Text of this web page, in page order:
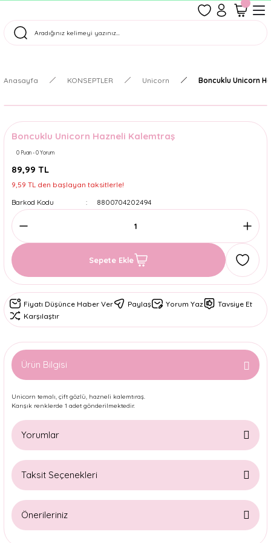
Tüm Siparişler Aynı Gün Kargoda!
Anasayfa KONSEPTLER Unicorn Boncuklu Unicorn
Boncuklu Unicorn Hazneli Kalemtraş
0 Puan - 0 Yorum
89,99 TL
9,59 TL den başlayan taksitlerle!
Barkod Kodu
8800704202494
Sepete Ekle
Fiyatı Düşünce Haber Ver Paylaş Yorum Yaz
Tavsiye Et
Karşılaştır
Ürün Bilgisi
Unicorn temalı, çift gözlü, hazneli kalemtıraş.
Karışık renklerde 1 adet gönderilmektedir.
Yorumlar
Taksit Seçenekleri
Önerileriniz